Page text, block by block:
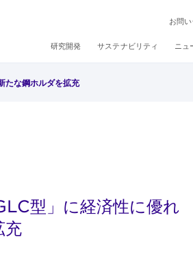
お問
研究開発 サステナビリティ ニュ
たな鋼ホルダを拡充
型」に経済性に優れ
充